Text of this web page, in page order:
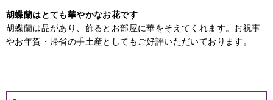
胡蝶蘭はとても華やかなお花です
胡蝶蘭は品があり、飾るとお部屋に華をそえてくれます。お祝事
やお年賀・帰省の手土産としてもご好評いただいております。